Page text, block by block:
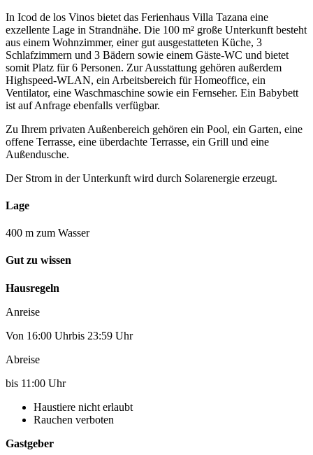
In Icod de los Vinos bietet das Ferienhaus Villa Tazana eine
exzellente Lage in Strandnähe. Die 100 m² große Unterkunft besteht
aus einem Wohnzimmer, einer gut ausgestatteten Küche, 3
Schlafzimmern und 3 Bädern sowie einem Gäste-WC und bietet
somit Platz für 6 Personen. Zur Ausstattung gehören außerdem
Highspeed-WLAN, ein Arbeitsbereich für Homeoffice, ein
Ventilator, eine Waschmaschine sowie ein Fernseher. Ein Babybett
ist auf Anfrage ebenfalls verfügbar.
Zu Ihrem privaten Außenbereich gehören ein Pool, ein Garten, eine
offene Terrasse, eine überdachte Terrasse, ein Grill und eine
Außendusche.
Der Strom in der Unterkunft wird durch Solarenergie erzeugt.
Lage
400 m zum Wasser
Gut zu wissen
Hausregeln
Anreise
Von 16:00 Uhrbis 23:59 Uhr
Abreise
bis 11:00 Uhr
Haustiere nicht erlaubt
Rauchen verboten
Gastgeber